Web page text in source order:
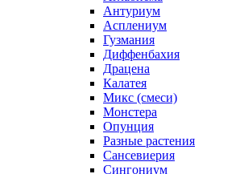
Антуриум
Асплениум
Гузмания
Диффенбахия
Драцена
Калатея
Микс (смеси)
Монстера
Опунция
Разные растения
Сансевиерия
Сингониум